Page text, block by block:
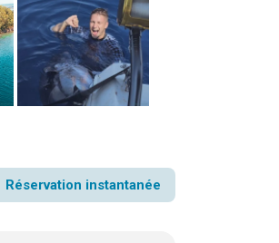
Réservation instantanée